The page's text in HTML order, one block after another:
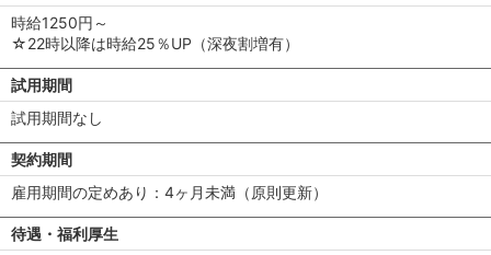
時給1250円～
☆22時以降は時給25％UP（深夜割増有）
試用期間
試用期間なし
契約期間
雇用期間の定めあり：4ヶ月未満（原則更新）
待遇・福利厚生